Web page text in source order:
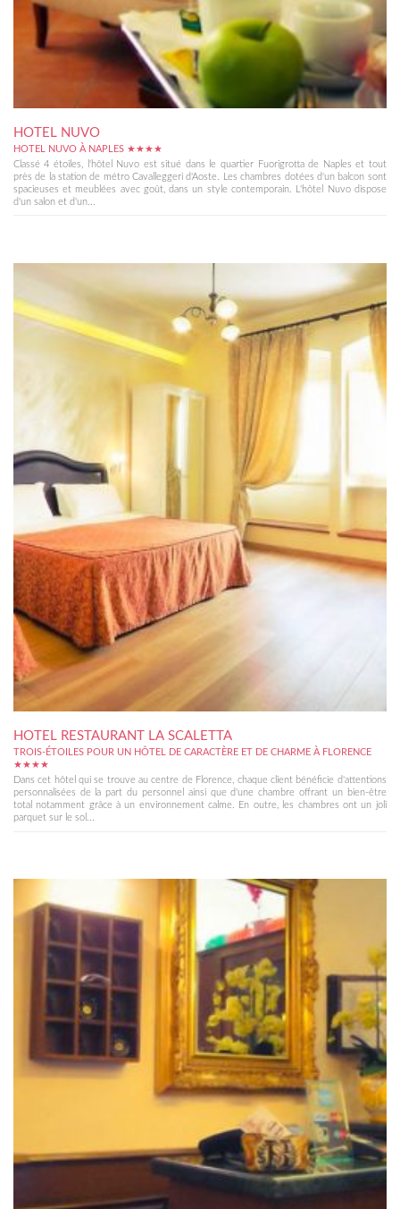
HOTEL NUVO
HOTEL NUVO À NAPLES ★★★★
Classé 4 étoiles, l'hôtel Nuvo est situé dans le quartier Fuorigrotta de Naples et tout
près de la station de métro Cavalleggeri d'Aoste. Les chambres dotées d'un balcon sont
spacieuses et meublées avec goût, dans un style contemporain. L'hôtel Nuvo dispose
d'un salon et d'un...
HOTEL RESTAURANT LA SCALETTA
TROIS-ÉTOILES POUR UN HÔTEL DE CARACTÈRE ET DE CHARME À FLORENCE
★★★★
Dans cet hôtel qui se trouve au centre de Florence, chaque client bénéficie d'attentions
personnalisées de la part du personnel ainsi que d'une chambre offrant un bien-être
total notamment grâce à un environnement calme. En outre, les chambres ont un joli
parquet sur le sol...